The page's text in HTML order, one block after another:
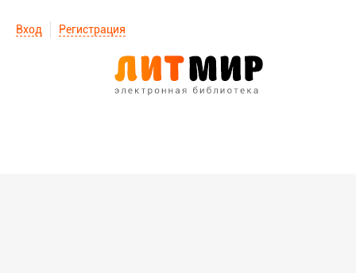
Вход Регистрация